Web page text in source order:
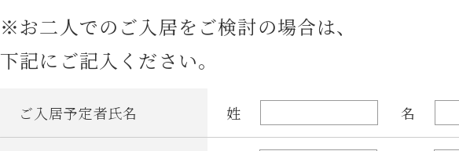
※お二人でのご入居をご検討の場合は、
下記にご記入ください。
ご入居予定者氏名 姓 名